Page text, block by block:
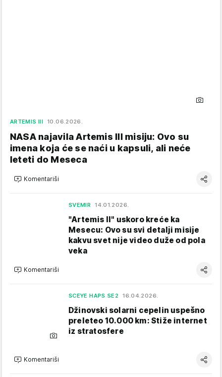
ARTEMIS III 10.06.2026.
NASA najavila Artemis III misiju: Ovo su
imena koja će se naći u kapsuli, ali neće
leteti do Meseca
Komentariši
SVEMIR 14.01.2026.
"Artemis II" uskoro kreće ka
Mesecu: Ovo su svi detalji misije
kakvu svet nije video duže od pola
veka
Komentariši
SCEYE HAPS SE2 16.04.2026.
Džinovski solarni cepelin uspešno
preleteo 10.000 km: Stiže internet
iz stratosfere
Komentariši